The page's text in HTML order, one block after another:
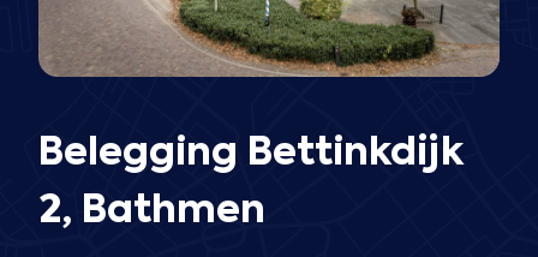
Belegging Bettinkdijk
2, Bathmen